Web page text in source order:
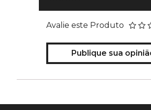
Avalie este Produto
Publique sua